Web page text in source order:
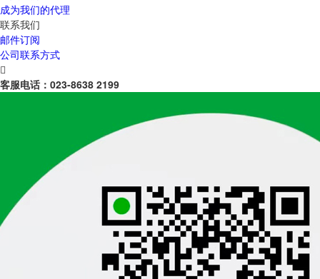
成为我们的代理
联系我们
邮件订阅
公司联系方式

客服电话： 023-8638 2199